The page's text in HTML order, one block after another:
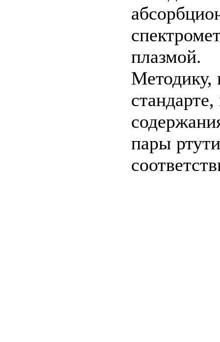
плазмой.
Методику,
пары